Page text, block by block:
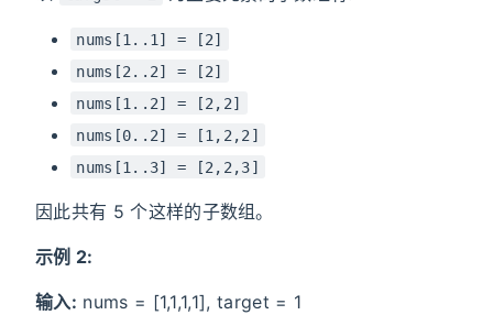
nums[1..1] = [2]
nums[2..2] = [2]
nums[1..2] = [2,2]
nums[0..2] = [1,2,2]
nums[1..3] = [2,2,3]
因此共有 5 个这样的子数组。
示例 2:
输入: nums = [1,1,1,1], target = 1